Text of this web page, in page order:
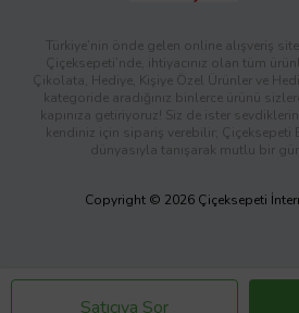
Satıcıya Sor
Türkiye’nin önde gelen online alışveriş
Çiçeksepeti’nde, ihtiyacınız olan tüm
Çikolata, Hediye, Kişiye Özel Ürünler ve
kategoride aradığınız binlerce ürünü
kapınıza getiriyoruz! Siz de ister
kendiniz için sipariş verebilir; Çiçeksepeti
dünyasıyla tanışarak mutlu bir
Copyright © 2026 Çiçeksepeti